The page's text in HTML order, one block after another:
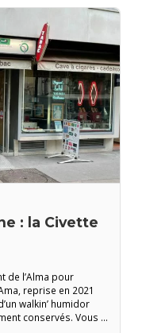
: la Civette
de l’Alma pour
reprise en 2021
walkin’ humidor
conservés. Vous y